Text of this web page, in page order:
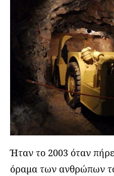
Ήταν το 2003 όταν
όραμα των ανθρώπων